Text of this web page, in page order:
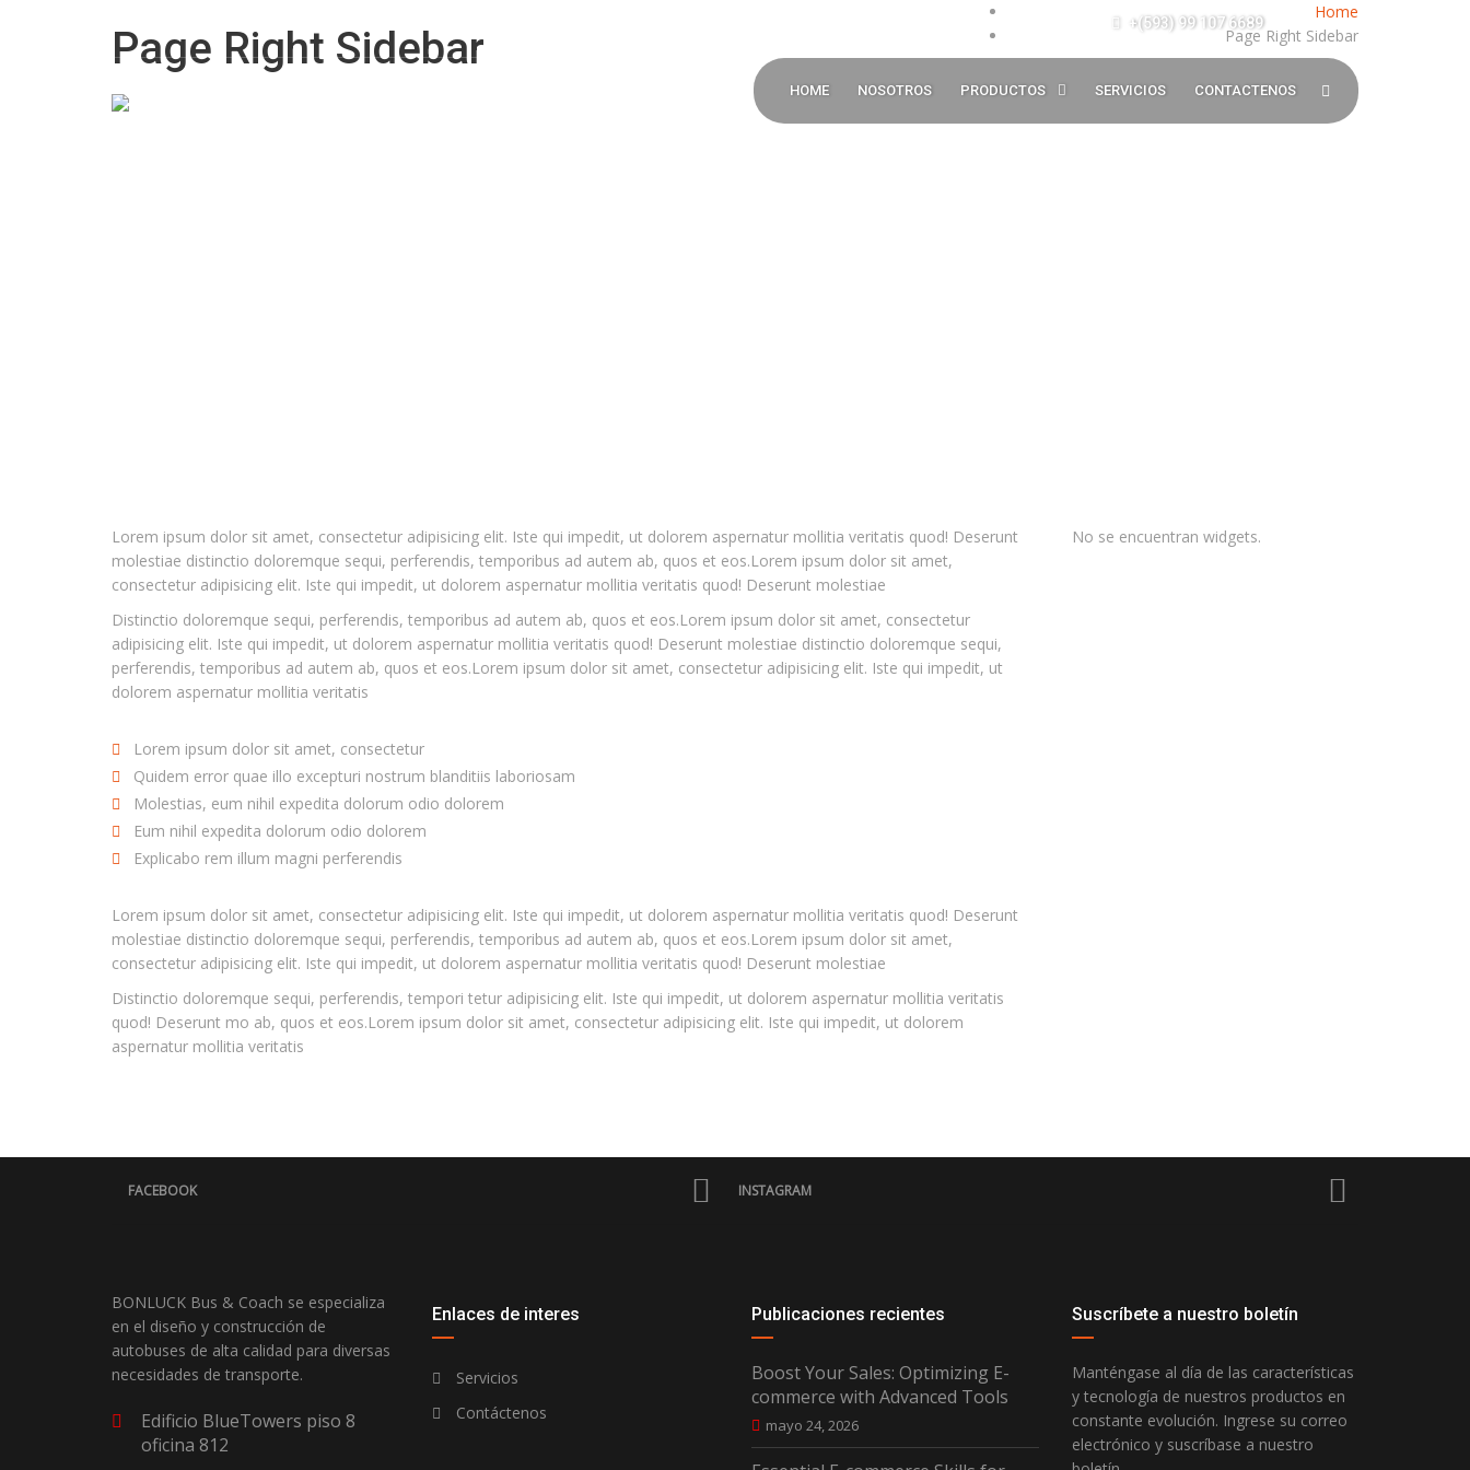
+(593) 99 107 6689
HOME NOSOTROS PRODUCTOS SERVICIOS CONTACTENOS
Page Right Sidebar
Home
Page Right Sidebar
Lorem ipsum dolor sit amet, consectetur adipisicing elit. Iste qui impedit, ut dolorem aspernatur mollitia veritatis quod! Deserunt
molestiae distinctio doloremque sequi, perferendis, temporibus ad autem ab, quos et eos.Lorem ipsum dolor sit amet,
consectetur adipisicing elit. Iste qui impedit, ut dolorem aspernatur mollitia veritatis quod! Deserunt molestiae
Distinctio doloremque sequi, perferendis, temporibus ad autem ab, quos et eos.Lorem ipsum dolor sit amet, consectetur
adipisicing elit. Iste qui impedit, ut dolorem aspernatur mollitia veritatis quod! Deserunt molestiae distinctio doloremque sequi,
perferendis, temporibus ad autem ab, quos et eos.Lorem ipsum dolor sit amet, consectetur adipisicing elit. Iste qui impedit, ut
dolorem aspernatur mollitia veritatis
Lorem ipsum dolor sit amet, consectetur
Quidem error quae illo excepturi nostrum blanditiis laboriosam
Molestias, eum nihil expedita dolorum odio dolorem
Eum nihil expedita dolorum odio dolorem
Explicabo rem illum magni perferendis
Lorem ipsum dolor sit amet, consectetur adipisicing elit. Iste qui impedit, ut dolorem aspernatur mollitia veritatis quod! Deserunt
molestiae distinctio doloremque sequi, perferendis, temporibus ad autem ab, quos et eos.Lorem ipsum dolor sit amet,
consectetur adipisicing elit. Iste qui impedit, ut dolorem aspernatur mollitia veritatis quod! Deserunt molestiae
Distinctio doloremque sequi, perferendis, tempori tetur adipisicing elit. Iste qui impedit, ut dolorem aspernatur mollitia veritatis
quod! Deserunt mo ab, quos et eos.Lorem ipsum dolor sit amet, consectetur adipisicing elit. Iste qui impedit, ut dolorem
aspernatur mollitia veritatis
No se encuentran widgets.
FACEBOOK INSTAGRAM
BONLUCK Bus & Coach se especializa
en el diseño y construcción de
autobuses de alta calidad para diversas
necesidades de transporte.
Edificio BlueTowers piso 8
oficina 812
Enlaces de interes
Servicios
Contáctenos
Publicaciones recientes
Boost Your Sales: Optimizing E-
commerce with Advanced Tools
mayo 24, 2026
Suscríbete a nuestro boletín
Manténgase al día de las características
y tecnología de nuestros productos en
constante evolución. Ingrese su correo
electrónico y suscríbase a nuestro